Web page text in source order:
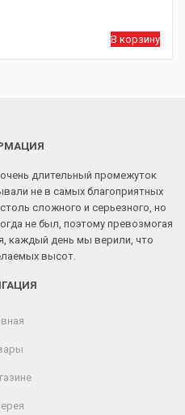
В корзину
длительный промежуток
не в самых благоприятных
сложного и серьезного, но
не был, поэтому превозмогая
каждый день мы верили, что
высот.